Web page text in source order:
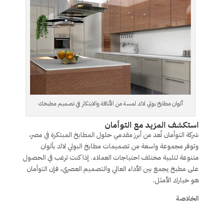
ألوان مطابخ بولي لاك لمسة من الأناقة والابتكار في تصميم مطبخك
استكشف المزيد مع التوأمان
شركة التوأمان تُعد من أبرز مقدمي حلول المطابخ المبتكرة في مصر،
وتوفر مجموعة واسعة من تصميمات مطابخ البولي لاك بألوان
متنوعة لتلبية مختلف احتياجات العملاء. إذا كنت ترغب في الحصول
على مطبخ يجمع بين الأداء العالي والتصميم العصري، فإن التوأمان
هو خيارك الأمثل.
الخلاصة